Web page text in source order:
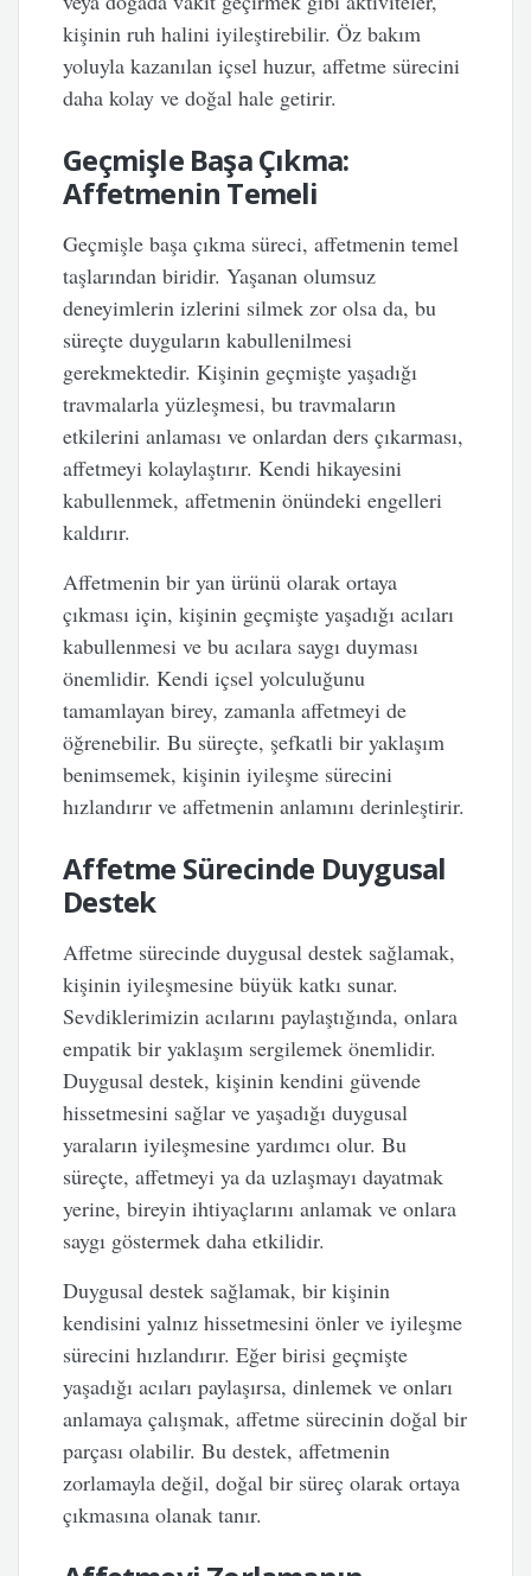
kişinin ruh halini iyileştirebilir. Öz bakım
yoluyla kazanılan içsel huzur, affetme sürecini
daha kolay ve doğal hale getirir.
Geçmişle Başa Çıkma:
Affetmenin Temeli
Geçmişle başa çıkma süreci, affetmenin temel
taşlarından biridir. Yaşanan olumsuz
deneyimlerin izlerini silmek zor olsa da, bu
süreçte duyguların kabullenilmesi
gerekmektedir. Kişinin geçmişte yaşadığı
travmalarla yüzleşmesi, bu travmaların
etkilerini anlaması ve onlardan ders çıkarması,
affetmeyi kolaylaştırır. Kendi hikayesini
kabullenmek, affetmenin önündeki engelleri
kaldırır.
Affetmenin bir yan ürünü olarak ortaya
çıkması için, kişinin geçmişte yaşadığı acıları
kabullenmesi ve bu acılara saygı duyması
önemlidir. Kendi içsel yolculuğunu
tamamlayan birey, zamanla affetmeyi de
öğrenebilir. Bu süreçte, şefkatli bir yaklaşım
benimsemek, kişinin iyileşme sürecini
hızlandırır ve affetmenin anlamını derinleştirir.
Affetme Sürecinde Duygusal
Destek
Affetme sürecinde duygusal destek sağlamak,
kişinin iyileşmesine büyük katkı sunar.
Sevdiklerimizin acılarını paylaştığında, onlara
empatik bir yaklaşım sergilemek önemlidir.
Duygusal destek, kişinin kendini güvende
hissetmesini sağlar ve yaşadığı duygusal
yaraların iyileşmesine yardımcı olur. Bu
süreçte, affetmeyi ya da uzlaşmayı dayatmak
yerine, bireyin ihtiyaçlarını anlamak ve onlara
saygı göstermek daha etkilidir.
Duygusal destek sağlamak, bir kişinin
kendisini yalnız hissetmesini önler ve iyileşme
sürecini hızlandırır. Eğer birisi geçmişte
yaşadığı acıları paylaşırsa, dinlemek ve onları
anlamaya çalışmak, affetme sürecinin doğal bir
parçası olabilir. Bu destek, affetmenin
zorlamayla değil, doğal bir süreç olarak ortaya
çıkmasına olanak tanır.